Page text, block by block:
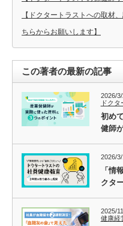
【ドクタートラストへの取材
ちらからお願いします】
この著者の最新の記事
2026/
ドク
初め
健師
2026/
「情
クタ
2025/
健康経